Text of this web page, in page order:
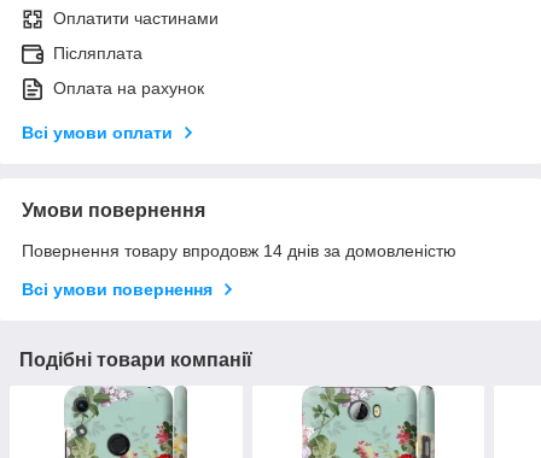
Оплатити частинами
Післяплата
Оплата на рахунок
Всі умови оплати
Умови повернення
Повернення товару впродовж 14 днів за домовленістю
Всі умови повернення
Подібні товари компанії